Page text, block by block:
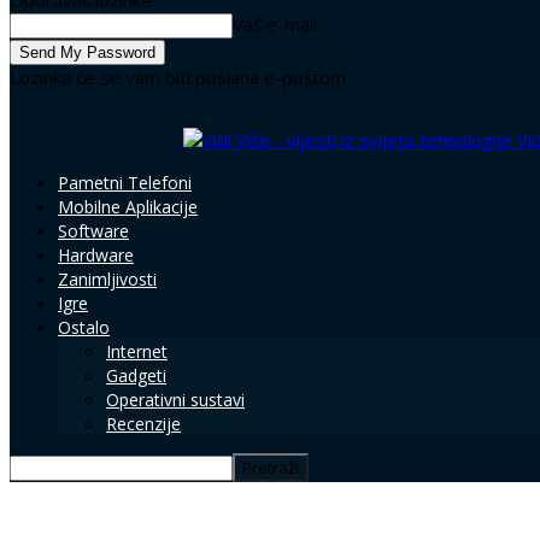
Vaš e-mail
Lozinka će se vam biti poslana e-poštom.
Pametni Telefoni
Mobilne Aplikacije
Software
Hardware
Zanimljivosti
Igre
Ostalo
Internet
Gadgeti
Operativni sustavi
Recenzije